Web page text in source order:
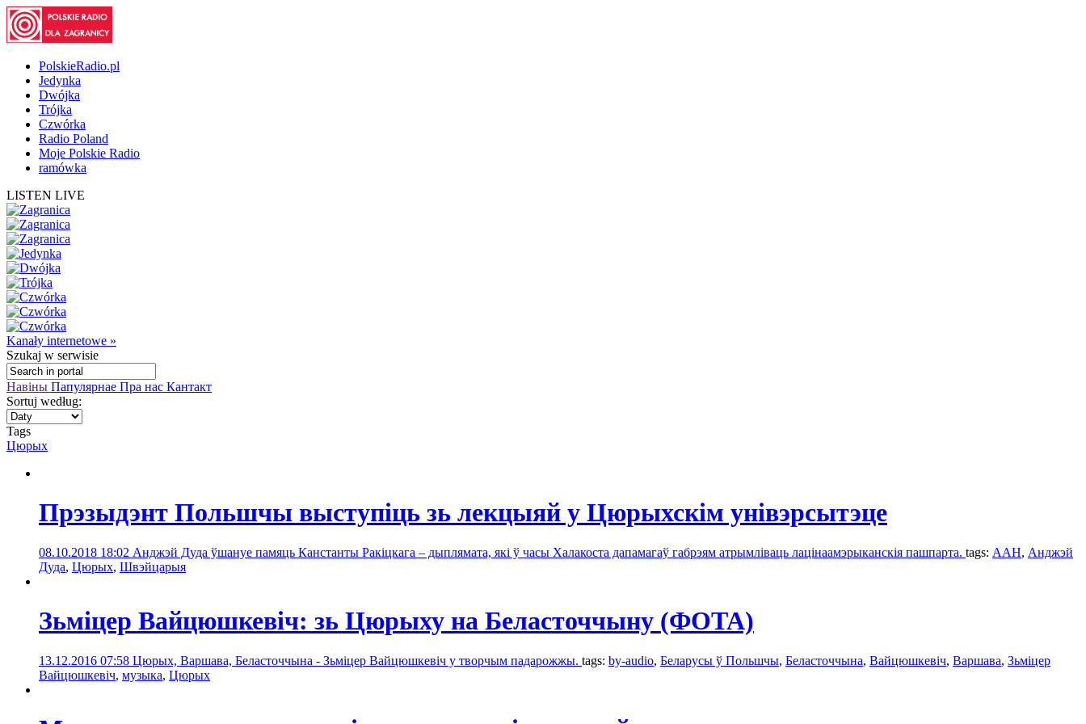
PolskieRadio.pl
Jedynka
Dwójka
Trójka
Czwórka
Radio Poland
Moje Polskie Radio
ramówka
LISTEN LIVE
Kanały internetowe »
Szukaj w serwisie
Навіны Папулярнае Пра нас Кантакт
Sortuj według:
Tags
Цюрых
Прэзыдэнт Польшчы выступіць зь лекцыяй у Цюрыхскім унівэрсытэце
08.10.2018 18:02 Анджэй Дуда ўшануе памяць Канстанты Ракіцкага – дыплямата, які ў часы Халакоста дапамагаў габрэям атрымліваць лацінаамэрыканскія пашпарта. tags: ААН, Анджэй
Дуда, Цюрых, Швэйцарыя
Зьміцер Вайцюшкевіч: зь Цюрыху на Беласточчыну (ФОТА)
13.12.2016 07:58 Цюрых, Варшава, Беласточчына - Зьміцер Вайцюшкевіч у творчым падарожжы. tags: by-audio, Беларусы ў Польшчы, Беласточчына, Вайцюшкевіч, Варшава, Зьміцер
Вайцюшкевіч, музыка, Цюрых